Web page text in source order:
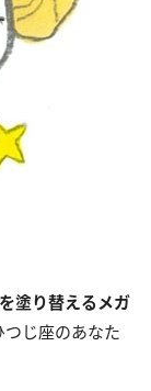
塗り替えるメガ
つじ座のあなた